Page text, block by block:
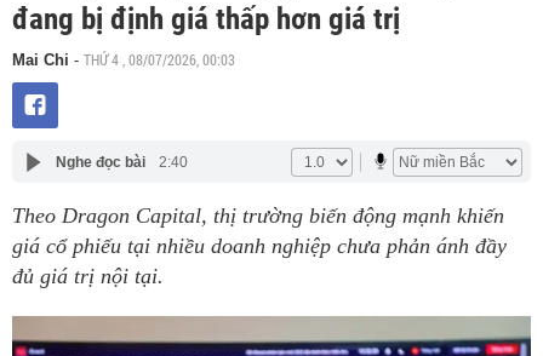
đang bị định giá thấp hơn giá trị
Mai Chi - THỨ 4 , 08/07/2026, 00:03
Nghe đọc bài 2:40
Theo Dragon Capital, thị trường biến động mạnh khiến
giá cổ phiếu tại nhiều doanh nghiệp chưa phản ánh đầy
đủ giá trị nội tại.